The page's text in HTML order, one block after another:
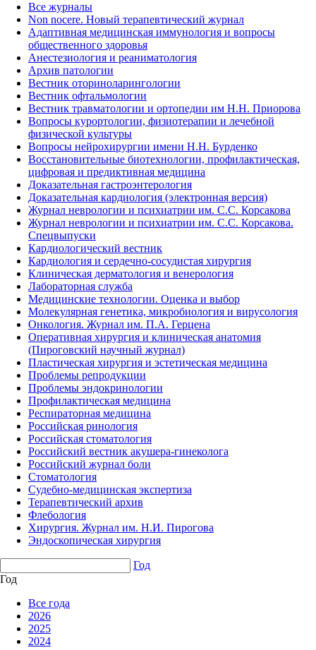
Все журналы
Non nocere. Новый терапевтический журнал
Адаптивная медицинская иммунология и вопросы
общественного здоровья
Анестезиология и реаниматология
Архив патологии
Вестник оториноларингологии
Вестник офтальмологии
Вестник травматологии и ортопедии им Н.Н. Приорова
Вопросы курортологии, физиотерапии и лечебной
физической культуры
Вопросы нейрохирургии имени Н.Н. Бурденко
Восстановительные биотехнологии, профилактическая,
цифровая и предиктивная медицина
Доказательная гастроэнтерология
Доказательная кардиология (электронная версия)
Журнал неврологии и психиатрии им. С.С. Корсакова
Журнал неврологии и психиатрии им. С.С. Корсакова.
Спецвыпуски
Кардиологический вестник
Кардиология и сердечно-сосудистая хирургия
Клиническая дерматология и венерология
Лабораторная служба
Медицинские технологии. Оценка и выбор
Молекулярная генетика, микробиология и вирусология
Онкология. Журнал им. П.А. Герцена
Оперативная хирургия и клиническая анатомия
(Пироговский научный журнал)
Пластическая хирургия и эстетическая медицина
Проблемы репродукции
Проблемы эндокринологии
Профилактическая медицина
Респираторная медицина
Российская ринология
Российская стоматология
Российский вестник акушера-гинеколога
Российский журнал боли
Стоматология
Судебно-медицинская экспертиза
Терапевтический архив
Флебология
Хирургия. Журнал им. Н.И. Пирогова
Эндоскопическая хирургия
Год
Год
Все года
2026
2025
2024